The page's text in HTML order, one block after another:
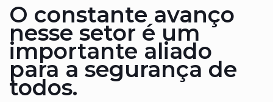
O constante avanço
nesse setor é um
importante aliado
para a segurança de
todos.